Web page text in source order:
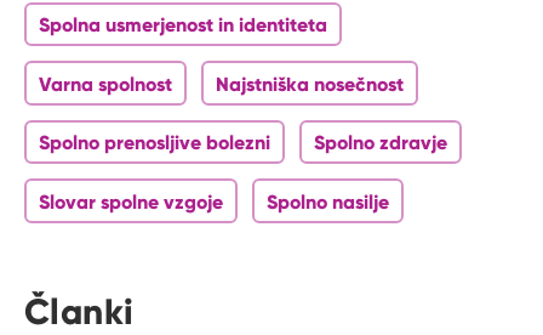
Spolna usmerjenost in identiteta
Varna spolnost Najstniška nosečnost
Spolno prenosljive bolezni Spolno zdravje
Slovar spolne vzgoje Spolno nasilje
Članki